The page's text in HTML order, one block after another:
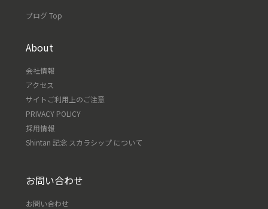
ブログ Top
About
会社情報
アクセス
サイトご利用上のご注意
PRIVACY POLICY
採用情報
Shintan 記念 スカラシップ について
お問い合わせ
お問い合わせ